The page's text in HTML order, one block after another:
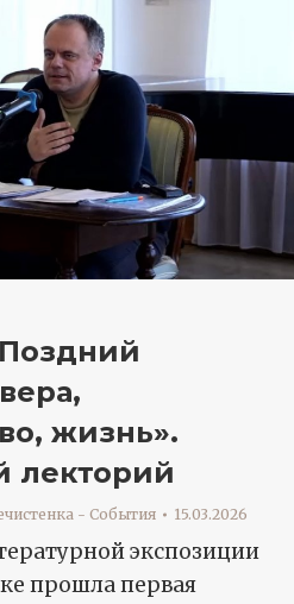
жизнь».
лекторий
- События 15.03.2026
экспозиции
прошла первая